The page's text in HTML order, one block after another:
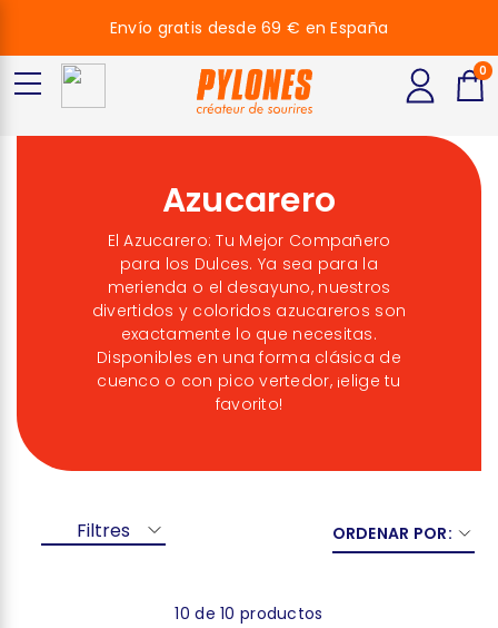
Azucarero
El Azucarero: Tu Mejor Compañero
para los Dulces. Ya sea para la
merienda o el desayuno, nuestros
divertidos y coloridos azucareros son
exactamente lo que necesitas.
Disponibles en una forma clásica de
cuenco o con pico vertedor, ¡elige tu
favorito!
Filtres ORDENAR POR:
10 de 10 productos
Envío gratis desde 69 € en España
0